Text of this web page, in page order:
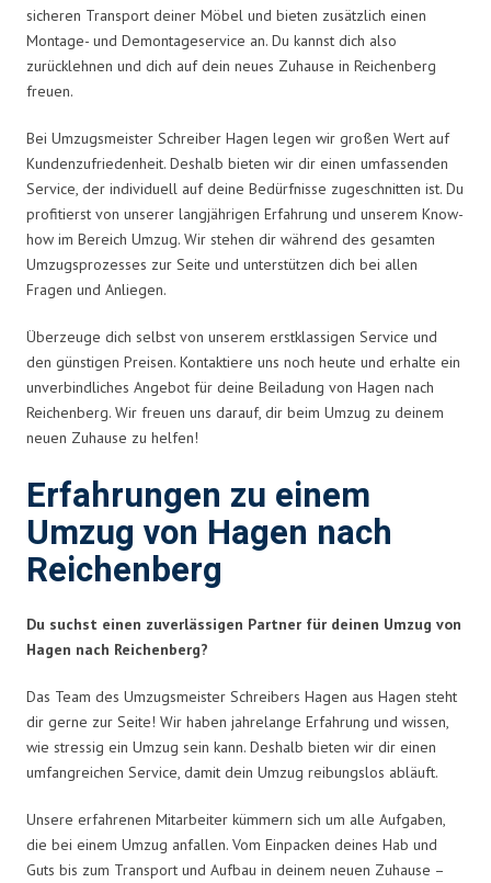
sicheren Transport deiner Möbel und bieten zusätzlich einen
Montage- und Demontageservice an. Du kannst dich also
zurücklehnen und dich auf dein neues Zuhause in Reichenberg
freuen.
Bei Umzugsmeister Schreiber Hagen legen wir großen Wert auf
Kundenzufriedenheit. Deshalb bieten wir dir einen umfassenden
Service, der individuell auf deine Bedürfnisse zugeschnitten ist. Du
profitierst von unserer langjährigen Erfahrung und unserem Know-
how im Bereich Umzug. Wir stehen dir während des gesamten
Umzugsprozesses zur Seite und unterstützen dich bei allen
Fragen und Anliegen.
Überzeuge dich selbst von unserem erstklassigen Service und
den günstigen Preisen. Kontaktiere uns noch heute und erhalte ein
unverbindliches Angebot für deine Beiladung von Hagen nach
Reichenberg. Wir freuen uns darauf, dir beim Umzug zu deinem
neuen Zuhause zu helfen!
Erfahrungen zu einem
Umzug von Hagen nach
Reichenberg
Du suchst einen zuverlässigen Partner für deinen Umzug von
Hagen nach Reichenberg?
Das Team des Umzugsmeister Schreibers Hagen aus Hagen steht
dir gerne zur Seite! Wir haben jahrelange Erfahrung und wissen,
wie stressig ein Umzug sein kann. Deshalb bieten wir dir einen
umfangreichen Service, damit dein Umzug reibungslos abläuft.
Unsere erfahrenen Mitarbeiter kümmern sich um alle Aufgaben,
die bei einem Umzug anfallen. Vom Einpacken deines Hab und
Guts bis zum Transport und Aufbau in deinem neuen Zuhause –